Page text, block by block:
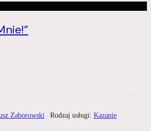
Zaborowski Rodzaj usługi: Kazanie